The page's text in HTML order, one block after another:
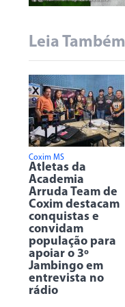
Leia Também
Coxim MS
Atletas da
Academia
Arruda Team de
Coxim destacam
conquistas e
convidam
população para
apoiar o 3º
Jambingo em
entrevista no
rádio